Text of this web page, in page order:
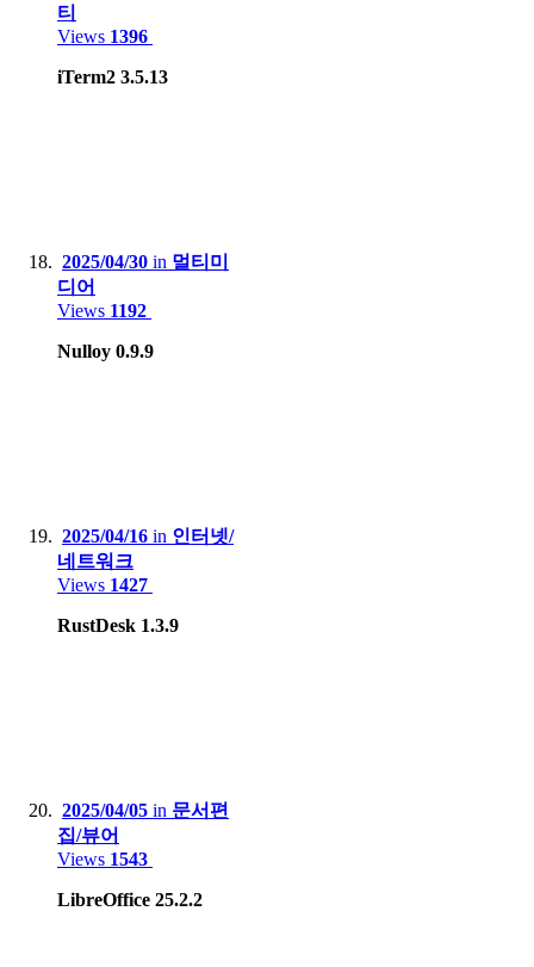
티
Views 1396
iTerm2 3.5.13
2025/04/30 in 멀티미
디어
Views 1192
Nulloy 0.9.9
2025/04/16 in 인터넷/
네트워크
Views 1427
RustDesk 1.3.9
2025/04/05 in 문서편
집/뷰어
Views 1543
LibreOffice 25.2.2